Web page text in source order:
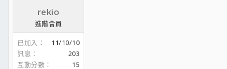
rekio
進階會員
已加入
11/10/10
訊息
203
互動分數
15